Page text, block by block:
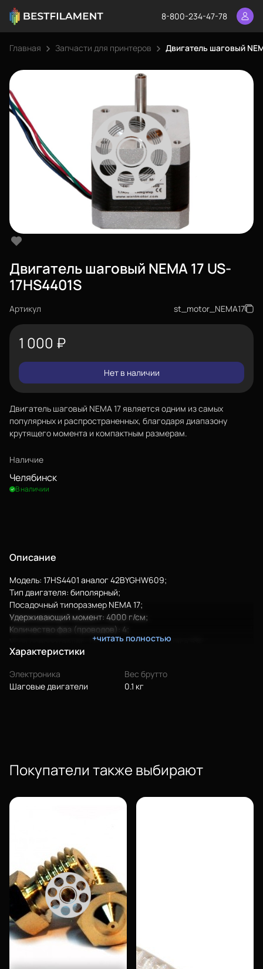
8-800-234-47-78
Главная Запчасти для принтеров Двигатель шаговый
Двигатель шаговый NEMA 17 US-
17HS4401S
Артикул st_motor_NEMA17
1 000 ₽
Нет в наличии
Двигатель шаговый NEMA 17 является одним из самых
популярных и распространенных, благодаря диапазону
крутящего момента и компактным размерам.
Наличие
Челябинск
В наличии
Описание
Модель: 17HS4401 аналог 42BYGHW609;
Тип двигателя: биполярный;
Посадочный типоразмер NEMA 17;
Удерживающий момент: 4000 г/см;
Количество фаз (проводов): 4;
Угол поворота/шаг: 1,8 гр., погрешность шага 5%;
Номинальное напряжение: 3,4 В;
Рабочая температура: -20...+50 гр.;
Вес: 0.26кг
+читать полностью
Характеристики
Электроника
Шаговые двигатели
Вес брутто
0.1 кг
Покупатели также выбирают